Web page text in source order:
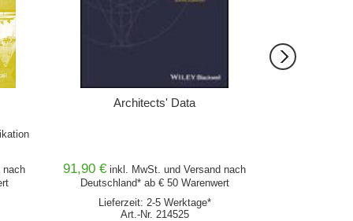
nach
Architects' Data
91,90 € inkl. MwSt. und Versand nach
Deutschland* ab € 50 Warenwert
Lieferzeit: 2-5 Werktage*
Art.-Nr. 214525